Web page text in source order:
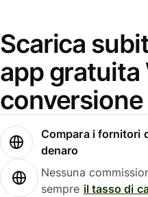
Scarica
app gratuita
Compara i fornitori
denaro
Nessuna
sempre il tasso di